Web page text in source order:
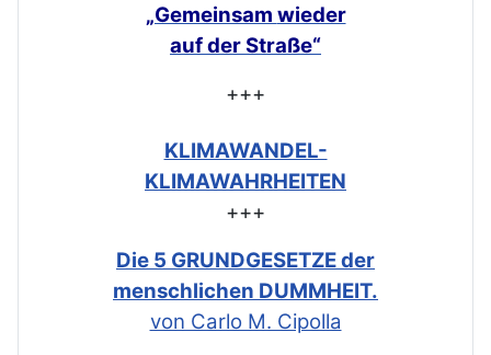
„Gemeinsam wieder
auf der Straße“
+++
KLIMAWANDEL-
KLIMAWAHRHEITEN
+++
Die 5 GRUNDGESETZE der
menschlichen DUMMHEIT.
von Carlo M. Cipolla